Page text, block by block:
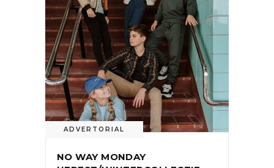
ADVERTORIAL
NO WAY MONDAY